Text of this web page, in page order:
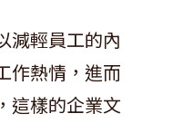
減輕員工的內
作熱情，進而
這樣的企業文